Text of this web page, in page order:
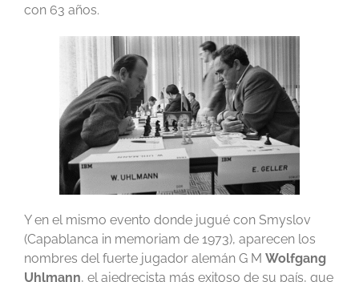
con 63 años.
Y en el mismo evento donde jugué con Smyslov
(Capablanca in memoriam de 1973), aparecen los
nombres del fuerte jugador alemán G M Wolfgang
Uhlmann, el ajedrecista más exitoso de su país, que